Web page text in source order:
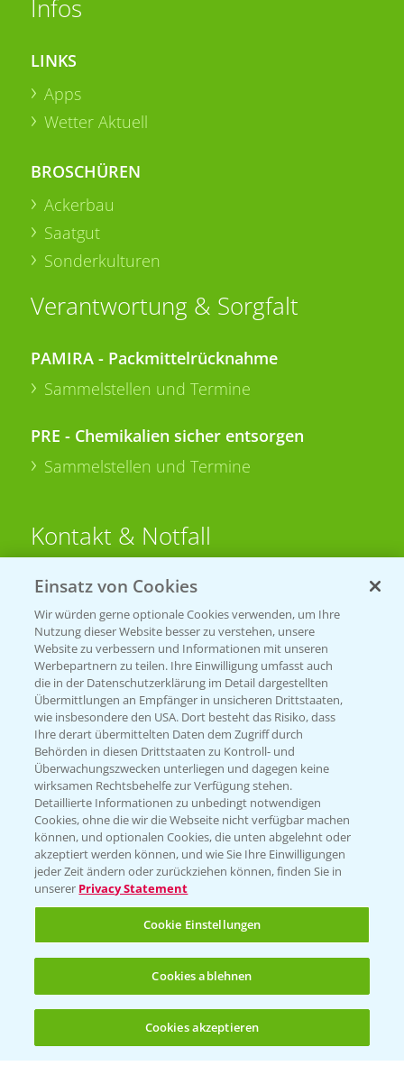
(noch 4)
Infos
LINKS
Apps
Wetter Aktuell
BROSCHÜREN
Ackerbau
Saatgut
Sonderkulturen
Verantwortung & Sorgfalt
PAMIRA - Packmittelrücknahme
Sammelstellen und Termine
PRE - Chemikalien sicher entsorgen
Sammelstellen und Termine
Kontakt & Notfall
Beratung auf WhatsApp
T.+49 (0)174 346 564 1
KONTAKT
Hilfe in Notfällen
T.+49 (0)214/30-20220
Folgen Sie uns
Allgemeine Nutzungsbedingungen
Datenschutzerklärung
Einsatz von Cookies
Wir würden gerne optionale Cookies verwenden, um Ihre
Nutzung dieser Website besser zu verstehen, unsere
Website zu verbessern und Informationen mit unseren
Werbepartnern zu teilen. Ihre Einwilligung umfasst auch
die in der Datenschutzerklärung im Detail dargestellten
Übermittlungen an Empfänger in unsicheren Drittstaaten,
wie insbesondere den USA. Dort besteht das Risiko, dass
Ihre derart übermittelten Daten dem Zugriff durch
Behörden in diesen Drittstaaten zu Kontroll- und
Überwachungszwecken unterliegen und dagegen keine
wirksamen Rechtsbehelfe zur Verfügung stehen.
Detaillierte Informationen zu unbedingt notwendigen
Cookies, ohne die wir die Webseite nicht verfügbar machen
können, und optionalen Cookies, die unten abgelehnt oder
akzeptiert werden können, und wie Sie Ihre Einwilligungen
jeder Zeit ändern oder zurückziehen können, finden Sie in
unserer Privacy Statement
Cookie Einstellungen
Cookies ablehnen
Cookies akzeptieren